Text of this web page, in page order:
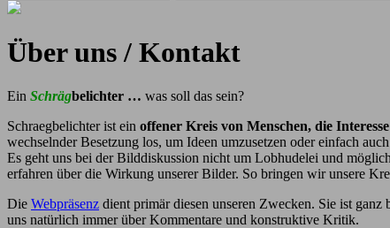
Über uns / Kontakt
Ein Schrägbelichter … was soll das sein?
Schraegbelichter ist ein offener Kreis von Menschen, die
wechselnder Besetzung los, um Ideen umzusetzen oder einfach
Es geht uns bei der Bilddiskussion nicht um Lobhudelei und
erfahren über die Wirkung unserer Bilder. So bringen wir unsere
Die Webpräsenz dient primär diesen unseren Zwecken. Sie ist
uns natürlich immer über Kommentare und konstruktive Kritik.